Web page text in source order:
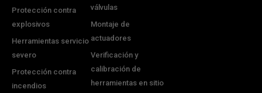
Protección contra
explosivos
Herramientas servicio
severo
Protección contra
incendios
válvulas
Montaje de
actuadores
Verificación y
calibración de
herramientas en sitio